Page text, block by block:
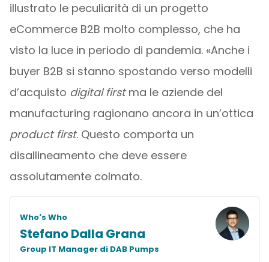
illustrato le peculiarità di un progetto
eCommerce B2B molto complesso, che ha
visto la luce in periodo di pandemia. «Anche i
buyer B2B si stanno spostando verso modelli
d’acquisto digital firstma le aziende del
manufacturing ragionano ancora in un’ottica
product first. Questo comporta un
disallineamento che deve essere
assolutamente colmato.
Who's Who
Stefano Dalla Grana
Group IT Manager di DAB Pumps